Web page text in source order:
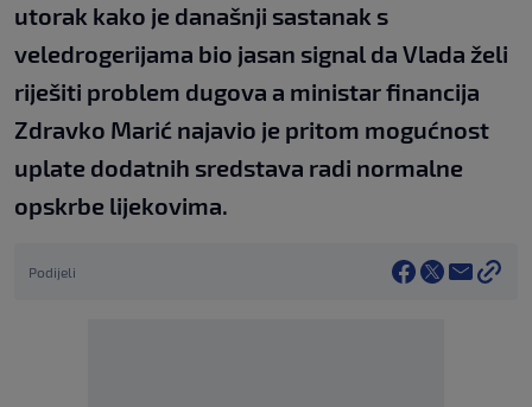
utorak kako je današnji sastanak s
veledrogerijama bio jasan signal da Vlada želi
riješiti problem dugova a ministar financija
Zdravko Marić najavio je pritom mogućnost
uplate dodatnih sredstava radi normalne
opskrbe lijekovima.
Podijeli